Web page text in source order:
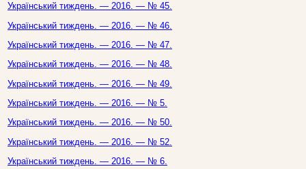
Український тиждень. — 2016. — № 45.
Український тиждень. — 2016. — № 46.
Український тиждень. — 2016. — № 47.
Український тиждень. — 2016. — № 48.
Український тиждень. — 2016. — № 49.
Український тиждень. — 2016. — № 5.
Український тиждень. — 2016. — № 50.
Український тиждень. — 2016. — № 52.
Український тиждень. — 2016. — № 6.